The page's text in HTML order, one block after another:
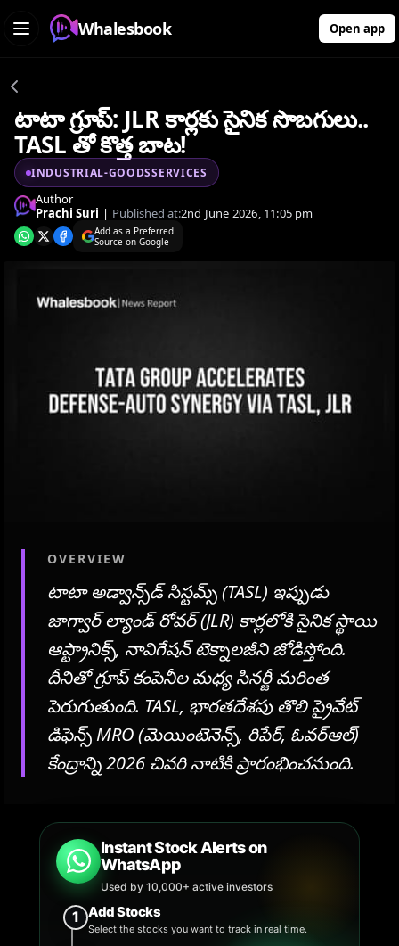
Whalesbook Open app
టాటా గ్రూప్: JLR కార్లకు సైనిక సొబగులు..
TASL తో కొత్త బాట!
INDUSTRIAL-GOODSSERVICES
Author
Prachi Suri | Published at:2nd June 2026, 11:05 pm
Add as a Preferred
Source on Google
OVERVIEW
టాటా అడ్వాన్స్‌డ్ సిస్టమ్స్ (TASL) ఇప్పుడు
జాగ్వార్ ల్యాండ్ రోవర్ (JLR) కార్లలోకి సైనిక స్థాయి
ఆప్ట్రానిక్స్, నావిగేషన్ టెక్నాలజీని జోడిస్తోంది.
దీనితో గ్రూప్ కంపెనీల మధ్య సినర్జీ మరింత
పెరుగుతుంది. TASL, భారతదేశపు తొలి ప్రైవేట్
డిఫెన్స్ MRO (మెయింటెనెన్స్, రిపేర్, ఓవర్ఆల్)
కేంద్రాన్ని 2026 చివరి నాటికి ప్రారంభించనుంది.
Instant Stock Alerts on
WhatsApp
Used by 10,000+ active investors
1 Add Stocks
Select the stocks you want to track in real time.